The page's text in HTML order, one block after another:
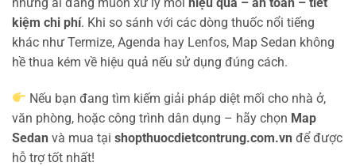
kiệm chi phí. Khi so sánh với các dòng thuốc nổi tiếng
khác như Termize, Agenda hay Lenfos, Map Sedan không
hề thua kém về hiệu quả nếu sử dụng đúng cách.
Nếu bạn đang tìm kiếm giải pháp diệt mối cho nhà ở,
văn phòng, hoặc công trình dân dụng – hãy chọn Map
Sedan và mua tại shopthuocdietcontrung.com.vn để được
hỗ trợ tốt nhất!